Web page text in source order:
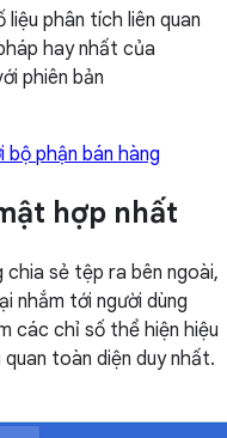
phân tích liên quan
hay nhất của
phiên bản
bộ phận bán hàng
hợp nhất
sẻ tệp ra bên ngoài,
nhắm tới người dùng
các chỉ số thể hiện hiệu
toàn diện duy nhất.